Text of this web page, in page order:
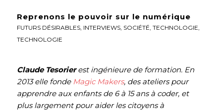
Reprenons le pouvoir sur le numérique
FUTURS DÉSIRABLES, INTERVIEWS, SOCIÉTÉ TECHNOLOGIE
TECHNOLOGIE
Claude Tesorierest ingénieure de formation. En
2013 elle fonde Magic Makers, des ateliers pour
apprendre aux enfants de 6 à 15 ans à coder, et
plus largement pour aider les citoyens à